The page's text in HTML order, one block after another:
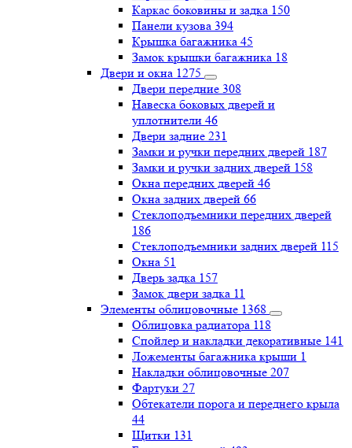
Каркас боковины и задка 150
Панели кузова 394
Крышка багажника 45
Замок крышки багажника 18
Двери и окна 1275
Двери передние 308
Навеска боковых дверей и
уплотнители 46
Двери задние 231
Замки и ручки передних дверей 187
Замки и ручки задних дверей 158
Окна передних дверей 46
Окна задних дверей 66
Стеклоподъемники передних дверей
186
Стеклоподъемники задних дверей 115
Окна 51
Дверь задка 157
Замок двери задка 11
Элементы облицовочные 1368
Облицовка радиатора 118
Спойлер и накладки декоративные 141
Ложементы багажника крыши 1
Накладки облицовочные 207
Фартуки 27
Обтекатели порога и переднего крыла
44
Щитки 131